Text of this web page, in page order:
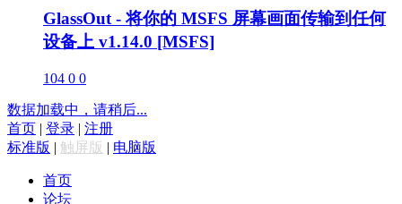
GlassOut - 将你的 MSFS 屏幕画面传输到任何
设备上 v1.14.0 [MSFS]
104 0 0
数据加载中，请稍后...
首页 | 登录 | 注册
标准版 | 触屏版 | 电脑版
首页
论坛